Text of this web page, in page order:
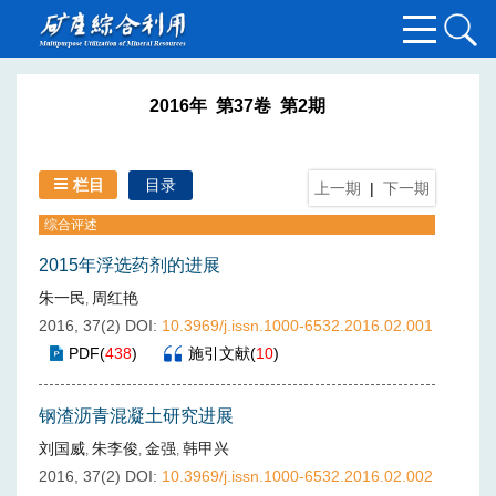
2016年 第37卷 第2期
栏目 目录 上一期 | 下一期
综合评述
2015年浮选药剂的进展
朱一民, 周红艳
2016, 37(2) DOI: 10.3969/j.issn.1000-6532.2016.02.001
PDF(438) 施引文献(10)
钢渣沥青混凝土研究进展
刘国威, 朱李俊, 金强, 韩甲兴
2016, 37(2) DOI: 10.3969/j.issn.1000-6532.2016.02.002